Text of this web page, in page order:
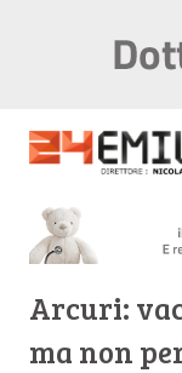
Arcuri:
ma non